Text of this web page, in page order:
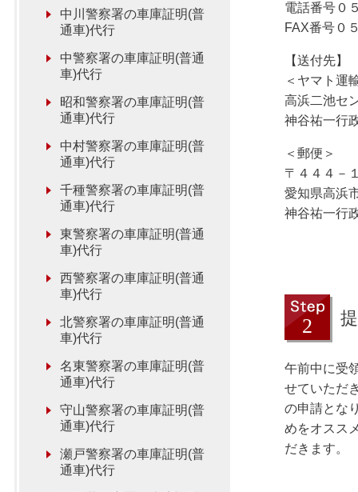
電話番号０
FAX番号０
【送付先】
＜ヤマト運
高浜二池セ
神谷祐一行
＜郵便＞
〒４４４－
愛知県高浜
神谷祐一行
午前中に受
せていただ
の申請とな
めをオスス
だきます。
中川警察署の車庫証明(普
通車)代行
中警察署の車庫証明(普通
車)代行
昭和警察署の車庫証明(普
通車)代行
中村警察署の車庫証明(普
通車)代行
千種警察署の車庫証明(普
通車)代行
東警察署の車庫証明(普通
車)代行
西警察署の車庫証明(普通
車)代行
北警察署の車庫証明(普通
車)代行
名東警察署の車庫証明(普
通車)代行
守山警察署の車庫証明(普
通車)代行
瀬戸警察署の車庫証明(普
通車)代行